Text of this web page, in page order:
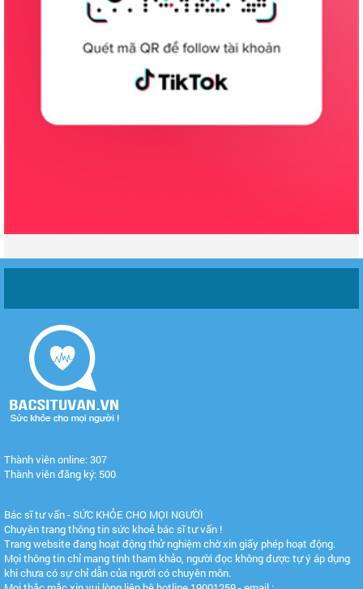
Thành viên online: 307
Thành viên đăng ký: 500
Bác sĩ tư vấn - SỨC KHỎE CHO MỌI NGƯỜI
Chuyên trang thông tin sức khoẻ bác sĩ tư vấn !
Trang website đang hoạt động thử nghiệm chờ xin giấy phép hoạt động.
Mọi thông tin chỉ mang tính tham khảo, người đọc không được tự ý áp dụng
khi chưa có sự chỉ dẫn của người có chuyên môn.